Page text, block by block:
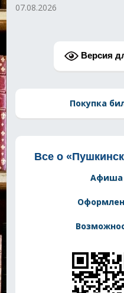
07.08.2026
Версия
Покупка
Все о
Афиша